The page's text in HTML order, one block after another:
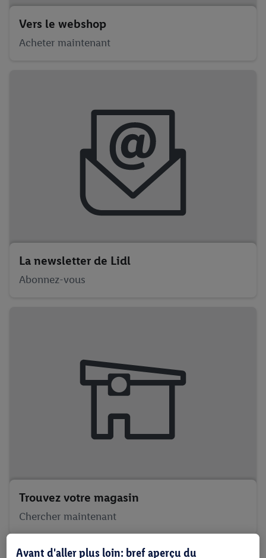
Vers le webshop
Acheter maintenant
La newsletter de Lidl
Abonnez-vous
Trouvez votre magasin
Chercher maintenant
Avant d'aller plus loin: bref aperçu du